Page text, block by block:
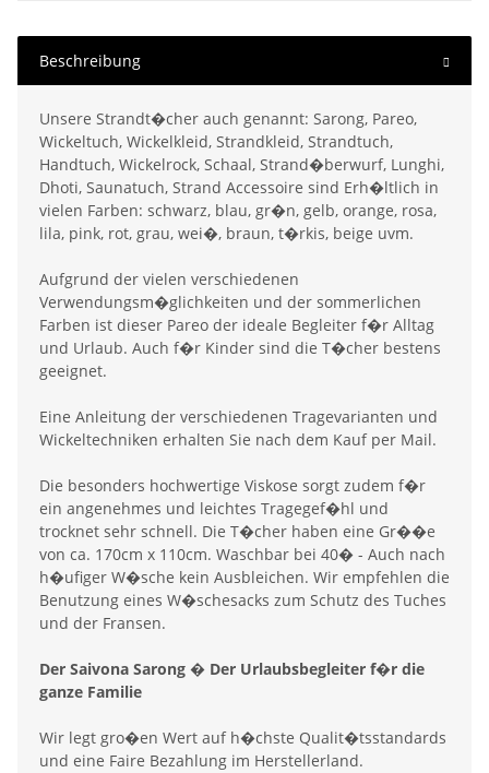
Beschreibung
Unsere Strandt�cher auch genannt: Sarong, Pareo,
Wickeltuch, Wickelkleid, Strandkleid, Strandtuch,
Handtuch, Wickelrock, Schaal, Strand�berwurf, Lunghi,
Dhoti, Saunatuch, Strand Accessoire sind Erh�ltlich in
vielen Farben: schwarz, blau, gr�n, gelb, orange, rosa,
lila, pink, rot, grau, wei�, braun, t�rkis, beige uvm.
Aufgrund der vielen verschiedenen
Verwendungsm�glichkeiten und der sommerlichen
Farben ist dieser Pareo der ideale Begleiter f�r Alltag
und Urlaub. Auch f�r Kinder sind die T�cher bestens
geeignet.
Eine Anleitung der verschiedenen Tragevarianten und
Wickeltechniken erhalten Sie nach dem Kauf per Mail.
Die besonders hochwertige Viskose sorgt zudem f�r
ein angenehmes und leichtes Tragegef�hl und
trocknet sehr schnell. Die T�cher haben eine Gr��e
von ca. 170cm x 110cm. Waschbar bei 40� - Auch nach
h�ufiger W�sche kein Ausbleichen. Wir empfehlen die
Benutzung eines W�schesacks zum Schutz des Tuches
und der Fransen.
Der Saivona Sarong � Der Urlaubsbegleiter f�r die
ganze Familie
Wir legt gro�en Wert auf h�chste Qualit�tsstandards
und eine Faire Bezahlung im Herstellerland.